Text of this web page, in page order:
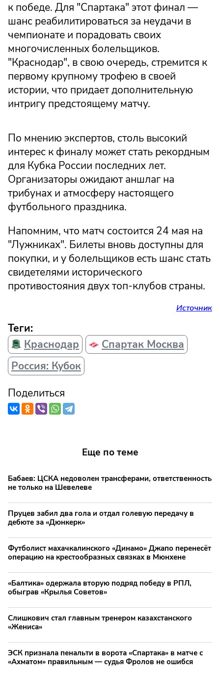
к победе. Для "Спартака" этот финал —
шанс реабилитироваться за неудачи в
чемпионате и порадовать своих
многочисленных болельщиков.
"Краснодар", в свою очередь, стремится к
первому крупному трофею в своей
истории, что придает дополнительную
интригу предстоящему матчу.
По мнению экспертов, столь высокий
интерес к финалу может стать рекордным
для Кубка России последних лет.
Организаторы ожидают аншлаг на
трибунах и атмосферу настоящего
футбольного праздника.
Напомним, что матч состоится 24 мая на
"Лужниках". Билеты вновь доступны для
покупки, и у болельщиков есть шанс стать
свидетелями исторического
противостояния двух топ-клубов страны.
Источник
Теги:
Краснодар
Спартак Москва
Россия: Кубок
Поделиться
Еще по теме
Бабаев: ЦСКА недоволен трансферами, ответственность
не только на Шевелеве
Пруцев забил два гола и отдал голевую передачу в
дебюте за «Дюнкерк»
Футболист махачкалинского «Динамо» Джапо перенесёт
операцию на крестообразных связках в Мюнхене
«Балтика» одержала вторую подряд победу в РПЛ,
обыграв «Крылья Советов»
Слишкович стал главным тренером казахстанского
«Жениса»
ЭСК признала пенальти в ворота «Спартака» в матче с
«Ахматом» правильным — судья Фролов не ошибся